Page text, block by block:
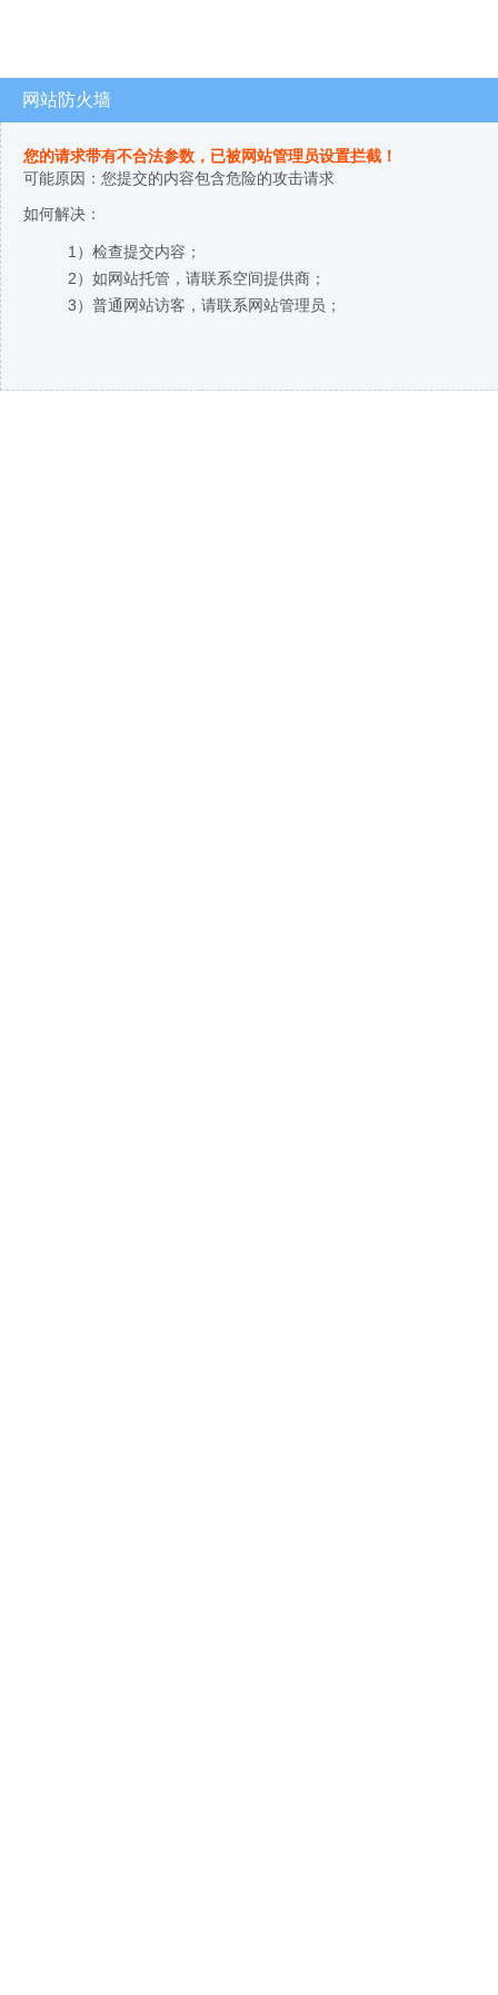
网站防火墙
您的请求带有不合法参数，已被网站管理员设置拦截！
可能原因：您提交的内容包含危险的攻击请求
如何解决：
1）检查提交内容；
2）如网站托管，请联系空间提供商；
3）普通网站访客，请联系网站管理员；